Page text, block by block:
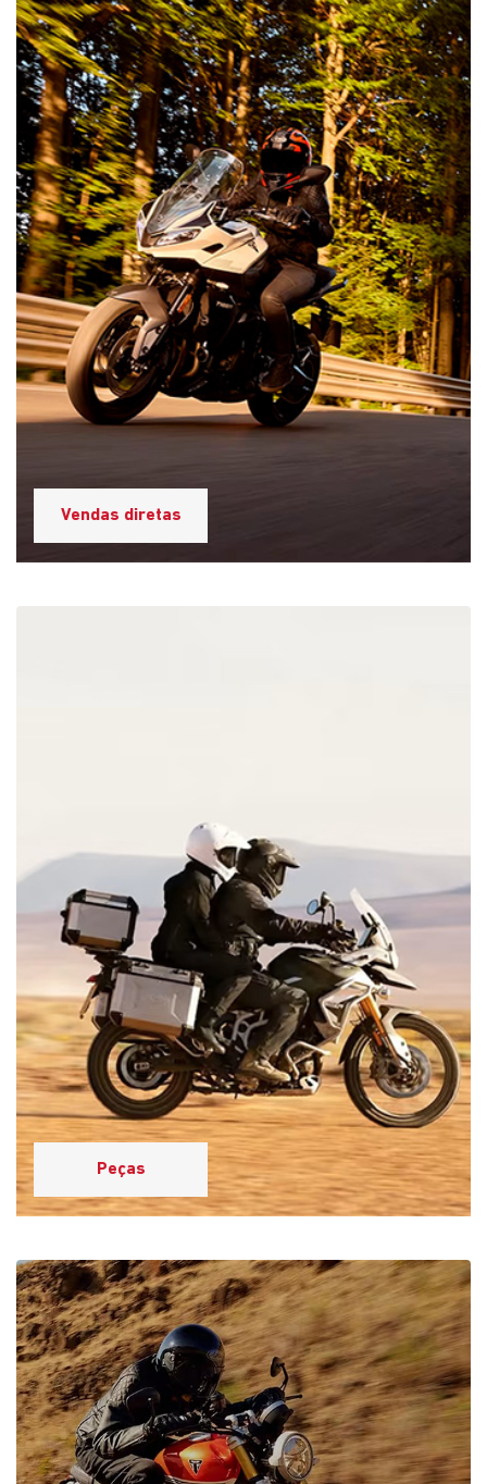
Vendas diretas
Revisão e Manutenção
Por que escolher a Saga
Triumph?
Descubra as vantagens de fazer parte da nossa Casa de
Amigos: